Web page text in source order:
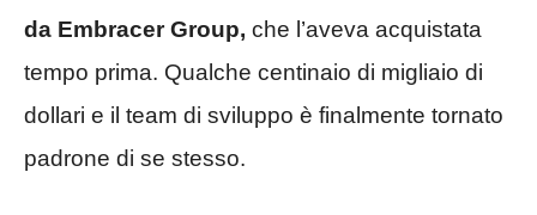
da Embracer Group, che l’aveva acquistata
tempo prima. Qualche centinaio di migliaio di
dollari e il team di sviluppo è finalmente tornato
padrone di se stesso.